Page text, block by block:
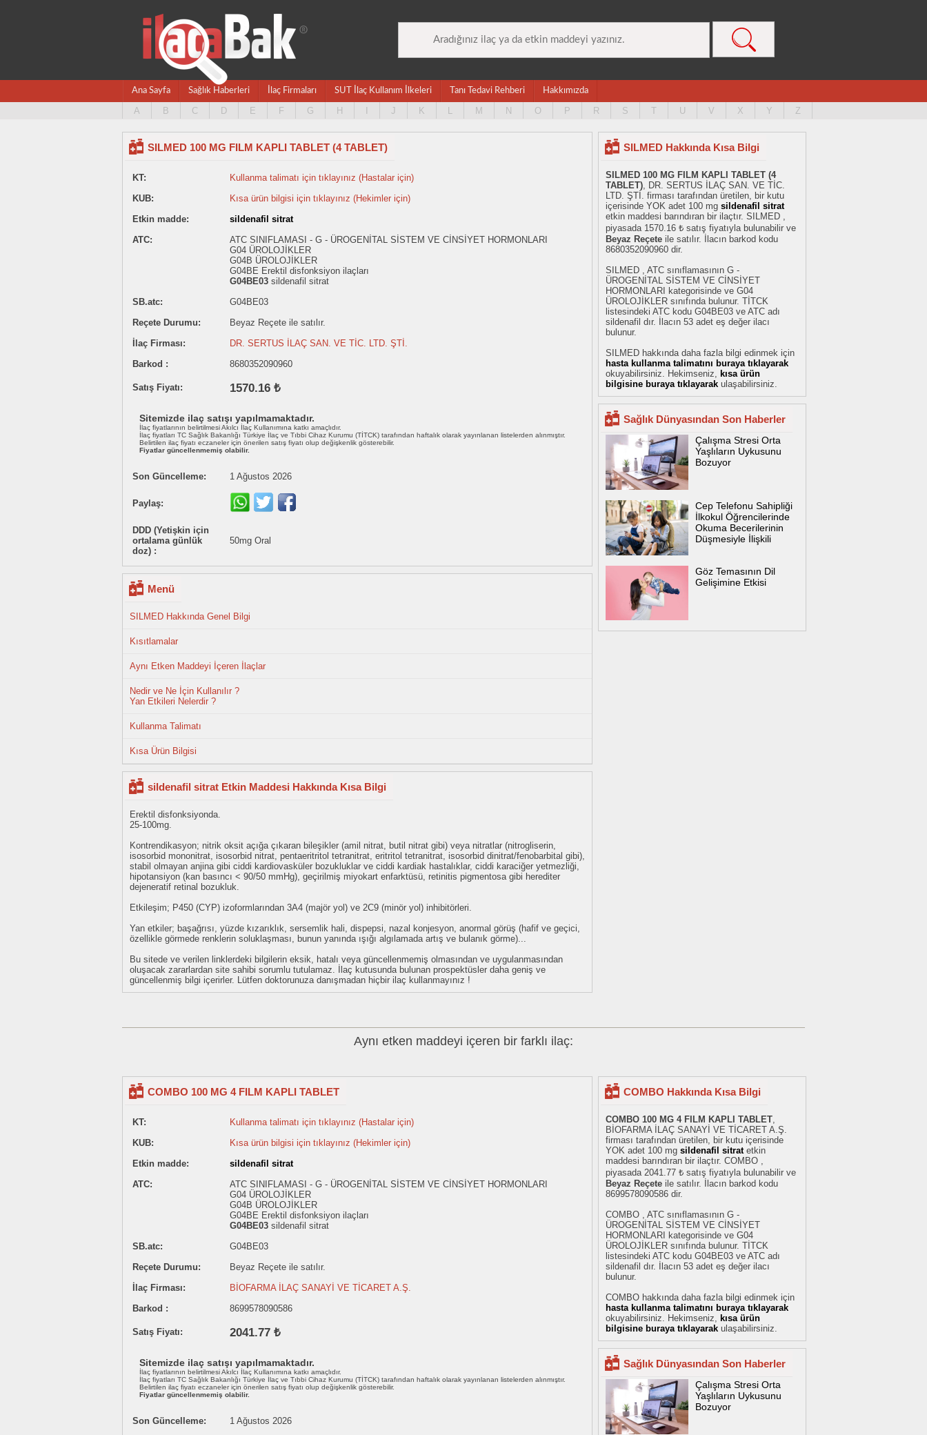
Ana Sayfa Sağlık Haberleri İlaç Firmaları SUT İlaç Kullanım İlkeleri Tanı Tedavi Rehberi Hakkımızda
A B C D E F G H J K L M N O P R S T U V X Y Z
SILMED 100 MG FILM KAPLI TABLET (4 TABLET)
KT:
Kullanma talimatı için tıklayınız (Hastalar için)
KUB:
Kısa ürün bilgisi için tıklayınız (Hekimler için)
Etkin madde:
sildenafil sitrat
ATC:
ATC SINIFLAMASI - G - ÜROGENİTAL SİSTEM VE CİNSİYET HORMONLARI
G04 ÜROLOJİKLER
G04B ÜROLOJİKLER
G04BE Erektil disfonksiyon ilaçları
G04BE03 sildenafil sitrat
SB.atc:
G04BE03
Reçete Durumu:
Beyaz Reçete ile satılır.
İlaç Firması:
DR. SERTUS İLAÇ SAN. VE TİC. LTD. ŞTİ.
Barkod :
8680352090960
Satış Fiyatı: 1570.16 ₺
Sitemizde ilaç satışı yapılmamaktadır.
İlaç fiyatlarının belirtilmesi Akılcı İlaç Kullanımına katkı amaçlıdır.
İlaç fiyatları TC Sağlık Bakanlığı Türkiye İlaç ve Tıbbi Cihaz Kurumu (TİTCK) tarafından haftalık olarak yayınlanan listelerden alınmıştır.
Belirtilen ilaç fiyatı eczaneler için önerilen satış fiyatı olup değişkenlik gösterebilir.
Fiyatlar güncellenmemiş olabilir.
Son Güncelleme: 1 Ağustos 2026
Paylaş:
DDD (Yetişkin için
ortalama günlük
doz) :
50mg Oral
Menü
SILMED Hakkında Genel Bilgi
Kısıtlamalar
Aynı Etken Maddeyi İçeren İlaçlar
Nedir ve Ne İçin Kullanılır ?
Yan Etkileri Nelerdir ?
Kullanma Talimatı
Kısa Ürün Bilgisi
sildenafil sitrat Etkin Maddesi Hakkında Kısa Bilgi
Erektil disfonksiyonda.
25-100mg.
Kontrendikasyon; nitrik oksit açığa çıkaran bileşikler (amil nitrat, butil nitrat gibi) veya nitratlar (nitrogliserin,
isosorbid mononitrat, isosorbid nitrat, pentaeritritol tetranitrat, eritritol tetranitrat, isosorbid dinitrat/fenobarbital gibi),
stabil olmayan anjina gibi ciddi kardiovasküler bozukluklar ve ciddi kardiak hastalıklar, ciddi karaciğer yetmezliği,
hipotansiyon (kan basıncı < 90/50 mmHg), geçirilmiş miyokart enfarktüsü, retinitis pigmentosa gibi herediter
dejeneratif retinal bozukluk.
Etkileşim; P450 (CYP) izoformlarından 3A4 (majör yol) ve 2C9 (minör yol) inhibitörleri.
Yan etkiler; başağrısı, yüzde kızarıklık, sersemlik hali, dispepsi, nazal konjesyon, anormal görüş (hafif ve geçici,
özellikle görmede renklerin soluklaşması, bunun yanında ışığı algılamada artış ve bulanık görme)...
Bu sitede ve verilen linklerdeki bilgilerin eksik, hatalı veya güncellenmemiş olmasından ve uygulanmasından
oluşacak zararlardan site sahibi sorumlu tutulamaz. İlaç kutusunda bulunan prospektüsler daha geniş ve
güncellenmiş bilgi içerirler. Lütfen doktorunuza danışmadan hiçbir ilaç kullanmayınız !
SILMED Hakkında Kısa Bilgi
SILMED 100 MG FILM KAPLI TABLET (4
TABLET), DR. SERTUS İLAÇ SAN. VE TİC.
LTD. ŞTİ. firması tarafından üretilen, bir kutu
içerisinde YOK adet 100 mg sildenafil sitrat
etkin maddesi barındıran bir ilaçtır. SILMED ,
piyasada 1570.16 ₺ satış fiyatıyla bulunabilir ve
Beyaz Reçete ile satılır. İlacın barkod kodu
8680352090960 dir.
SILMED , ATC sınıflamasının G -
ÜROGENİTAL SİSTEM VE CİNSİYET
HORMONLARI kategorisinde ve G04
ÜROLOJİKLER sınıfında bulunur. TİTCK
listesindeki ATC kodu G04BE03 ve ATC adı
sildenafil dır. İlacın 53 adet eş değer ilacı
bulunur.
SILMED hakkında daha fazla bilgi edinmek için
hasta kullanma talimatını buraya tıklayarak
okuyabilirsiniz. Hekimseniz, kısa ürün
bilgisine buraya tıklayarak ulaşabilirsiniz.
Sağlık Dünyasından Son Haberler
Çalışma Stresi Orta
Yaşlıların Uykusunu
Bozuyor
Cep Telefonu Sahipliği
İlkokul Öğrencilerinde
Okuma Becerilerinin
Düşmesiyle İlişkili
Göz Temasının Dil
Gelişimine Etkisi
Aynı etken maddeyi içeren bir farklı ilaç:
COMBO 100 MG 4 FILM KAPLI TABLET
KT:
Kullanma talimatı için tıklayınız (Hastalar için)
KUB:
Kısa ürün bilgisi için tıklayınız (Hekimler için)
Etkin madde:
sildenafil sitrat
ATC:
ATC SINIFLAMASI - G - ÜROGENİTAL SİSTEM VE CİNSİYET HORMONLARI
G04 ÜROLOJİKLER
G04B ÜROLOJİKLER
G04BE Erektil disfonksiyon ilaçları
G04BE03 sildenafil sitrat
SB.atc:
G04BE03
Reçete Durumu:
Beyaz Reçete ile satılır.
İlaç Firması:
BİOFARMA İLAÇ SANAYİ VE TİCARET A.Ş.
Barkod :
8699578090586
Satış Fiyatı: 2041.77 ₺
Sitemizde ilaç satışı yapılmamaktadır.
İlaç fiyatlarının belirtilmesi Akılcı İlaç Kullanımına katkı amaçlıdır.
İlaç fiyatları TC Sağlık Bakanlığı Türkiye İlaç ve Tıbbi Cihaz Kurumu (TİTCK) tarafından haftalık olarak yayınlanan listelerden alınmıştır.
Belirtilen ilaç fiyatı eczaneler için önerilen satış fiyatı olup değişkenlik gösterebilir.
Fiyatlar güncellenmemiş olabilir.
Son Güncelleme: 1 Ağustos 2026
COMBO Hakkında Kısa Bilgi
COMBO 100 MG 4 FILM KAPLI TABLET,
BİOFARMA İLAÇ SANAYİ VE TİCARET A.Ş.
firması tarafından üretilen, bir kutu içerisinde
YOK adet 100 mg sildenafil sitratetkin
maddesi barındıran bir ilaçtır. COMBO ,
piyasada 2041.77 ₺ satış fiyatıyla bulunabilir ve
Beyaz Reçete ile satılır. İlacın barkod kodu
8699578090586 dir.
COMBO , ATC sınıflamasının G -
ÜROGENİTAL SİSTEM VE CİNSİYET
HORMONLARI kategorisinde ve G04
ÜROLOJİKLER sınıfında bulunur. TİTCK
listesindeki ATC kodu G04BE03 ve ATC adı
sildenafil dır. İlacın 53 adet eş değer ilacı
bulunur.
COMBO hakkında daha fazla bilgi edinmek için
hasta kullanma talimatını buraya tıklayarak
okuyabilirsiniz. Hekimseniz, kısa ürün
bilgisine buraya tıklayarak ulaşabilirsiniz.
Sağlık Dünyasından Son Haberler
Çalışma Stresi Orta
Yaşlıların Uykusunu
Bozuyor